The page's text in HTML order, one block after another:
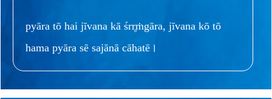
pyāra tō hai jīvana kā śrr̥ṁgāra, jīvana kō tō
hama pyāra sē sajānā cāhatē।